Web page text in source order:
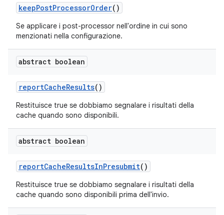
keepPostProcessorOrder()
Se applicare i post-processor nell'ordine in cui sono
menzionati nella configurazione.
abstract boolean
reportCacheResults()
Restituisce true se dobbiamo segnalare i risultati della
cache quando sono disponibili.
abstract boolean
reportCacheResultsInPresubmit()
Restituisce true se dobbiamo segnalare i risultati della
cache quando sono disponibili prima dell'invio.